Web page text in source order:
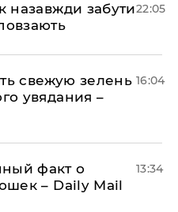
назавжди забути22:05
свежую зелень
увядания –
16:04
факт о
– Daily Mail
13:34